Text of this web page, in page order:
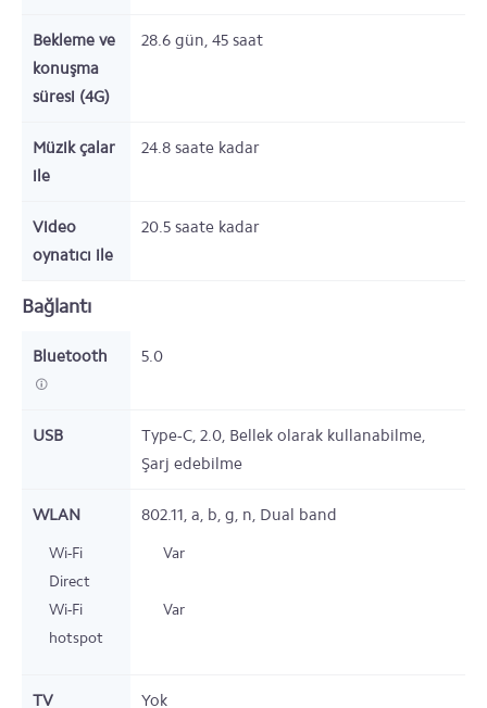
Bekleme ve
konuşma
süresi (4G)
28.6 gün, 45 saat
Müzik çalar
ile
24.8 saate kadar
Video
oynatıcı ile
20.5 saate kadar
Bağlantı
Bluetooth 5.0
USB Type-C, 2.0, Bellek olarak kullanabilme,
Şarj edebilme
WLAN 802.11, a, b, g, n, Dual band
Wi-Fi
Direct
Var
Wi-Fi
hotspot
Var
TV
Yok